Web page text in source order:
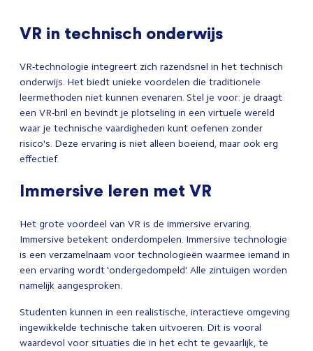
VR in technisch onderwijs
VR-technologie integreert zich razendsnel in het technisch
onderwijs. Het biedt unieke voordelen die traditionele
leermethoden niet kunnen evenaren. Stel je voor: je draagt
een VR-bril en bevindt je plotseling in een virtuele wereld
waar je technische vaardigheden kunt oefenen zonder
risico's. Deze ervaring is niet alleen boeiend, maar ook erg
effectief.
Immersive leren met VR
Het grote voordeel van VR is de immersive ervaring.
Immersive betekent onderdompelen. Immersive technologie
is een verzamelnaam voor technologieën waarmee iemand in
een ervaring wordt 'ondergedompeld'. Alle zintuigen worden
namelijk aangesproken.
Studenten kunnen in een realistische, interactieve omgeving
ingewikkelde technische taken uitvoeren. Dit is vooral
waardevol voor situaties die in het echt te gevaarlijk, te